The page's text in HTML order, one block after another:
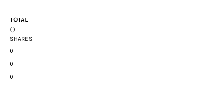
TOTAL
0
SHARES
0
0
0